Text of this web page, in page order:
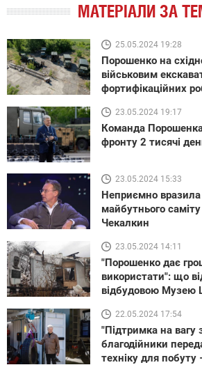
МАТЕРІАЛИ ЗА
25.05.2024 19:28
Порошенко на
військовим
фортифікаційних
23.05.2024 19:17
Команда
фронту 2 тисячі
23.05.2024 15:33
Неприємно
майбутнього
Чекалкин
23.05.2024 14:11
"Порошенко дає
використати": що
відбудовою Музею
22.05.2024 17:54
"Підтримка на вагу
благодійники
техніку для